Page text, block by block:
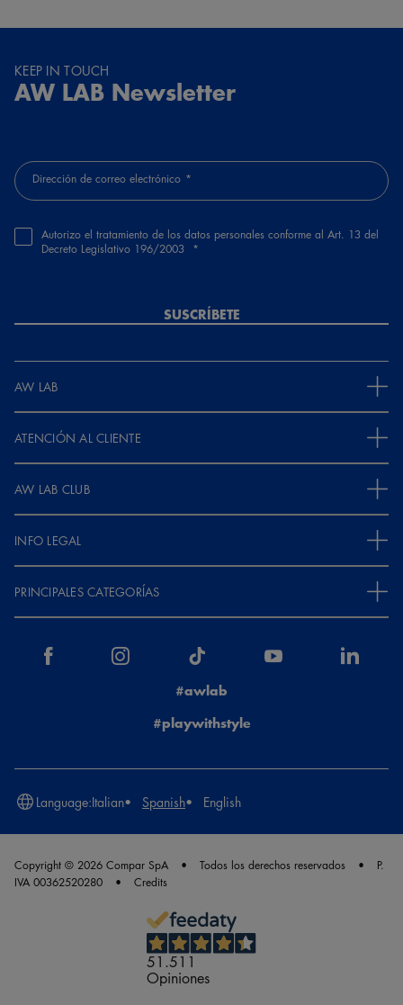
KEEP IN TOUCH
AW LAB Newsletter
Dirección de correo electrónico
Autorizo el tratamiento de los datos personales conforme al Art. 13 del
Decreto Legislativo 196/2003
SUSCRÍBETE
AW LAB
ATENCIÓN AL CLIENTE
AW LAB CLUB
INFO LEGAL
PRINCIPALES CATEGORÍAS
#awlab
#playwithstyle
Language:Italian Spanish English
Copyright © 2026 Compar SpA Todos los derechos reservados
P.
IVA 00362520280
Credits
51.511
Opiniones